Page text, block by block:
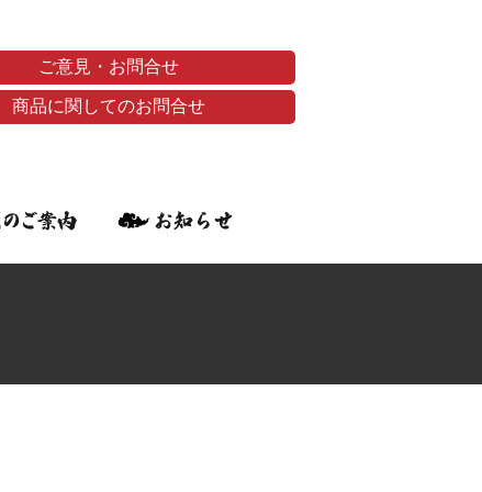
ご意見・お問合せ
商品に関してのお問合せ